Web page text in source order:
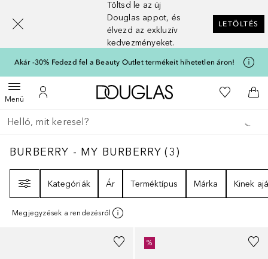
Töltsd le az új
Douglas appot, és
élvezd az exkluzív
kedvezményeket.
LETÖLTÉS
Akár -30% Fedezd fel a Beauty Outlet termékeit hihetetlen áron!
MenüMenü megnyitása
A fiókomhoz
A Douglas Főoldalra
A
Menj vissza
Keresés végrehajtása
BURBERRY - MY BURBERRY3
BURBERRY - MY BURBERRY (3)
Kategóriák
Ár Terméktípus Márka Kinek
Megjegyzések a rendezésről
%
[navigation.slideout.screenreader]